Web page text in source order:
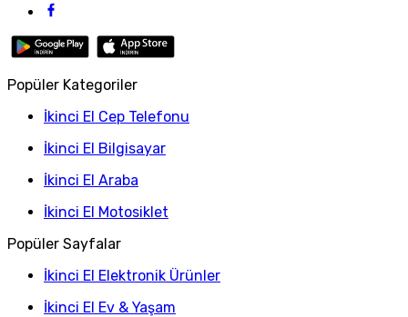
Popüler Kategoriler
İkinci El Cep Telefonu
İkinci El Bilgisayar
İkinci El Araba
İkinci El Motosiklet
Popüler Sayfalar
İkinci El Elektronik Ürünler
İkinci El Ev & Yaşam